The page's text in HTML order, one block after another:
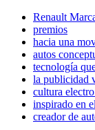
Renault
premios
hacia una
autos
tecnología
la publicidad
cultura
inspirado en
creador de